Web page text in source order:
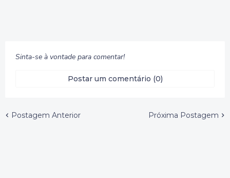
Sinta-se à vontade para comentar!
Postar um comentário (0)
Postagem Anterior Próxima Postagem